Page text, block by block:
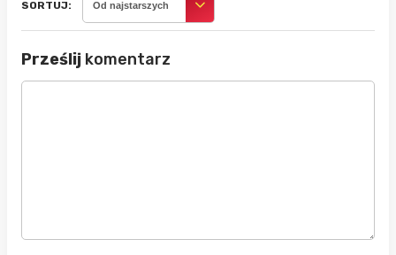
SORTUJ: Od najstarszych
Prześlij komentarz